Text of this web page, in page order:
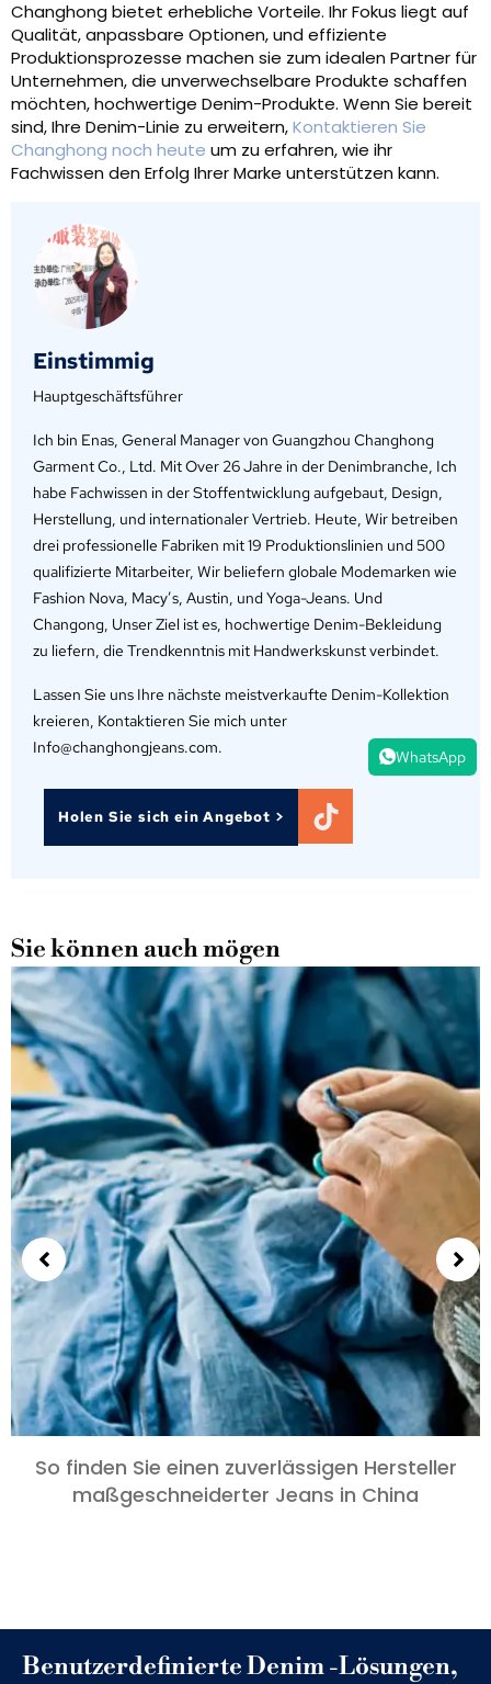
Changhong bietet erhebliche Vorteile. Ihr Fokus liegt auf
Qualität, anpassbare Optionen, und effiziente
Produktionsprozesse machen sie zum idealen Partner für
Unternehmen, die unverwechselbare Produkte schaffen
möchten, hochwertige Denim-Produkte. Wenn Sie bereit
sind, Ihre Denim-Linie zu erweitern,Kontaktieren Sie
Changhong noch heute um zu erfahren, wie ihr
Fachwissen den Erfolg Ihrer Marke unterstützen kann.
Einstimmig
Hauptgeschäftsführer
Ich bin Enas, General Manager von Guangzhou Changhong
Garment Co., Ltd. Mit Over 26 Jahre in der Denimbranche, Ich
habe Fachwissen in der Stoffentwicklung aufgebaut, Design,
Herstellung, und internationaler Vertrieb. Heute, Wir betreiben
drei professionelle Fabriken mit 19 Produktionslinien und 500
qualifizierte Mitarbeiter, Wir beliefern globale Modemarken wie
Fashion Nova, Macy’s, Austin, und Yoga-Jeans. Und
Changong, Unser Ziel ist es, hochwertige Denim-Bekleidung
zu liefern, die Trendkenntnis mit Handwerkskunst verbindet.
Lassen Sie uns Ihre nächste meistverkaufte Denim-Kollektion
kreieren, Kontaktieren Sie mich unter
Info@changhongjeans.com.
Holen Sie sich ein Angebot >
Sie können auch mögen
So finden Sie einen zuverlässigen Hersteller
maßgeschneiderter Jeans in China
Benutzerdefinierte Denim -Lösungen,
WhatsApp